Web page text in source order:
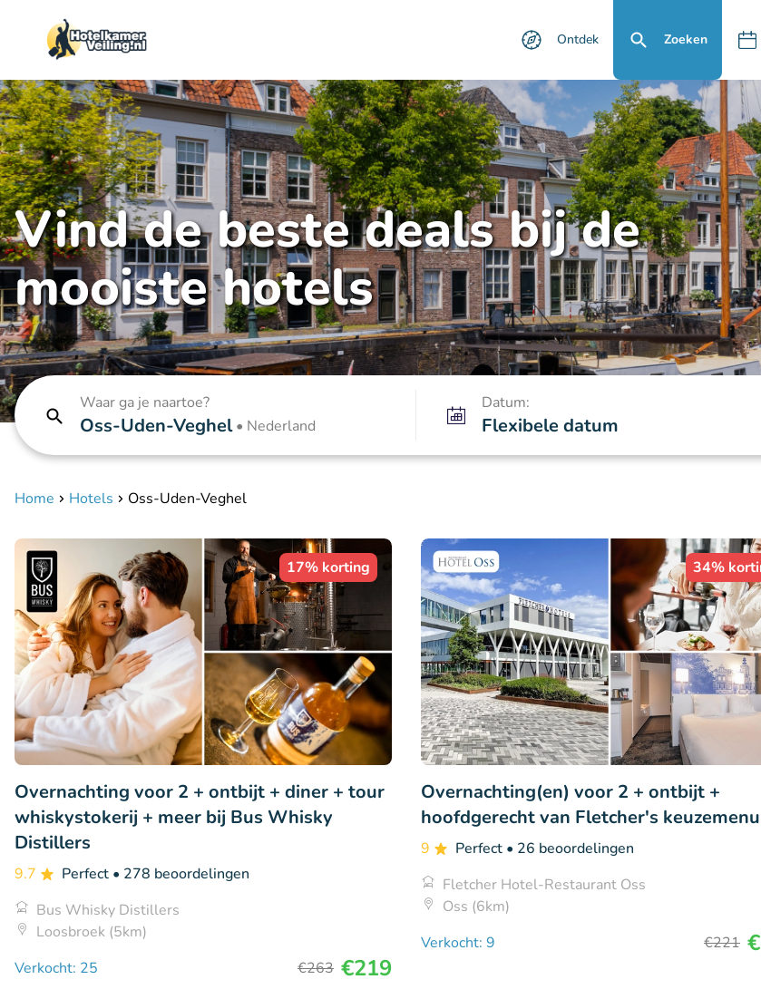
Ontdek Zoeken
Vind de beste deals bij de
mooiste hotels
Waar ga je naartoe?
Oss-Uden-Veghel• Nederland
Datum:
Flexibele datum
Home Hotels Oss-Uden-Veghel
17% korting
Overnachting voor 2 + ontbijt + diner + tour
whiskystokerij + meer bij Bus Whisky
Distillers
9.7 Perfect • 278 beoordelingen
Bus Whisky Distillers
Loosbroek (5km)
Verkocht: 25
€263 €219
34%
Overnachting(en) voor 2 + ontbijt +
hoofdgerecht van Fletcher's keuzemenu
9 Perfect • 26 beoordelingen
Fletcher Hotel-Restaurant Oss
Oss (6km)
Verkocht: 9
€221